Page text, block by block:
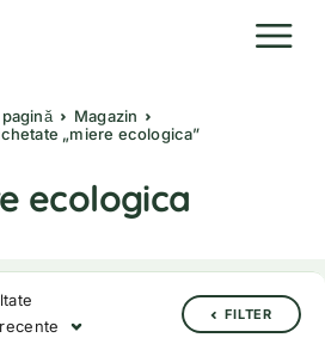
Magazin
„miere ecologica”
ecologica
FILTER